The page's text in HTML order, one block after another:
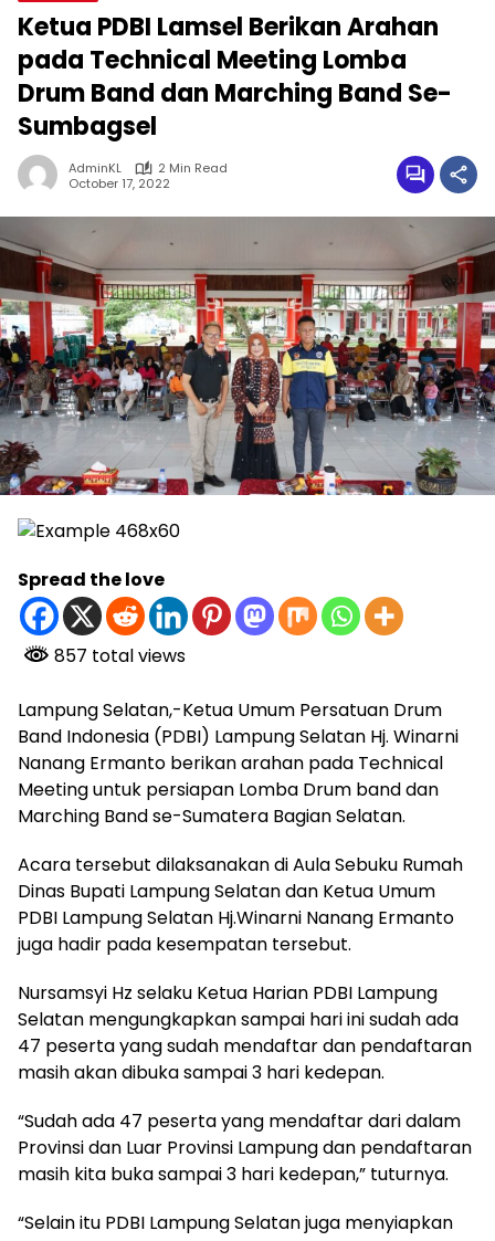
Ketua PDBI Lamsel Berikan Arahan
pada Technical Meeting Lomba
Drum Band dan Marching Band Se-
Sumbagsel
AdminKL
2 Min Read
October 17, 2022
Spread the love
857 total views
Lampung Selatan,-Ketua Umum Persatuan Drum
Band Indonesia (PDBI) Lampung Selatan Hj. Winarni
Nanang Ermanto berikan arahan pada Technical
Meeting untuk persiapan Lomba Drum band dan
Marching Band se-Sumatera Bagian Selatan.
Acara tersebut dilaksanakan di Aula Sebuku Rumah
Dinas Bupati Lampung Selatan dan Ketua Umum
PDBI Lampung Selatan Hj.Winarni Nanang Ermanto
juga hadir pada kesempatan tersebut.
Nursamsyi Hz selaku Ketua Harian PDBI Lampung
Selatan mengungkapkan sampai hari ini sudah ada
47 peserta yang sudah mendaftar dan pendaftaran
masih akan dibuka sampai 3 hari kedepan.
“Sudah ada 47 peserta yang mendaftar dari dalam
Provinsi dan Luar Provinsi Lampung dan pendaftaran
masih kita buka sampai 3 hari kedepan,” tuturnya.
“Selain itu PDBI Lampung Selatan juga menyiapkan